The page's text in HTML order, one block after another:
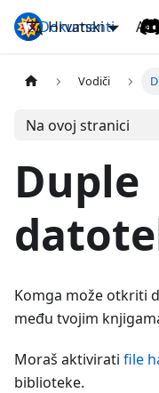
Komga
Dokumenti API
Hrvatski
Vodiči
Na ovoj stranici
Duple
Komga može otkriti
među tvojim
Moraš aktivirati file
biblioteke.